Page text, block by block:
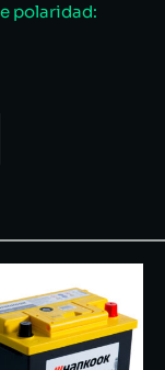
polaridad: